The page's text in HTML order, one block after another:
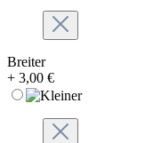
Breiter
+ 3,00 €